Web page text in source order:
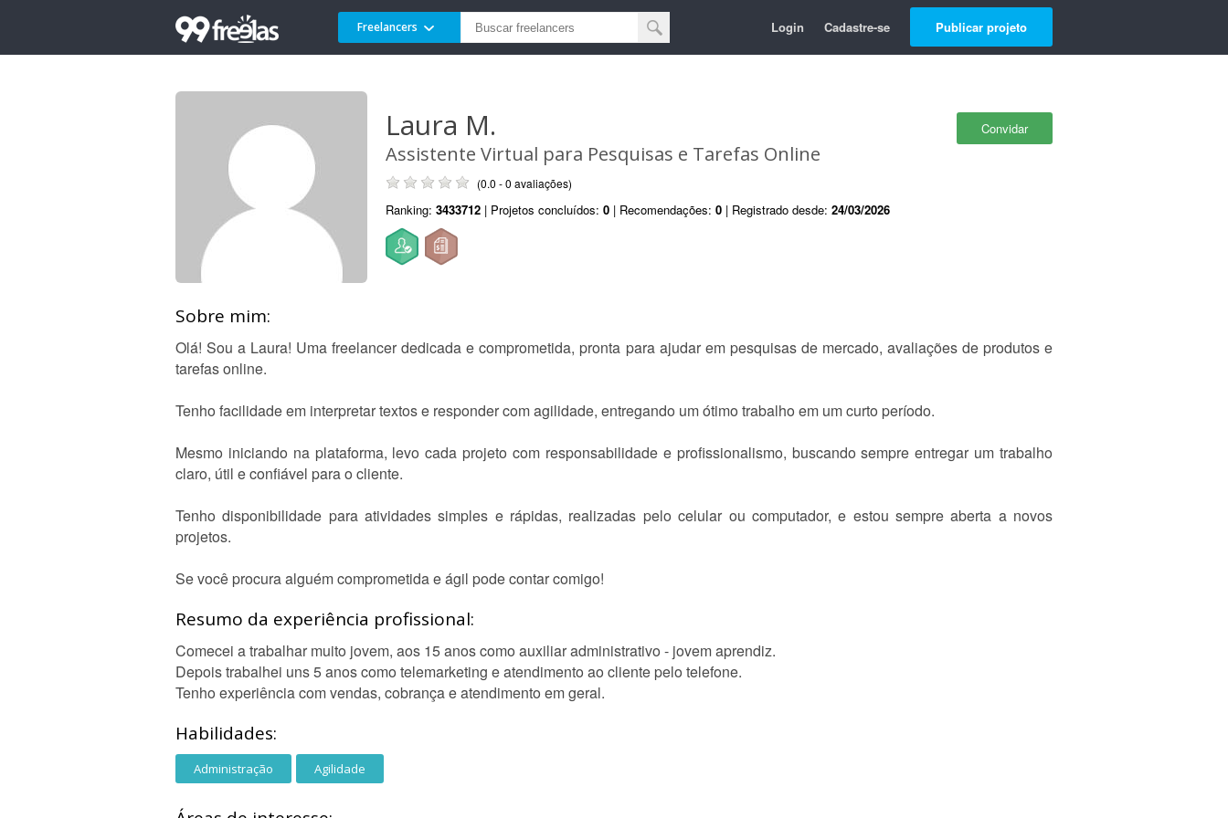
Freelancers Login Cadastre-se Publicar projeto
Convidar
Laura M.
Assistente Virtual para Pesquisas e Tarefas Online
(0.0 - 0 avaliações)
Ranking: 3433712 | Projetos concluídos: 0 | Recomendações: 0 | Registrado desde: 24/03/2026
Sobre mim:
Olá! Sou a Laura! Uma freelancer dedicada e comprometida, pronta para ajudar em pesquisas de mercado, avaliações de produtos e
tarefas online.
Tenho facilidade em interpretar textos e responder com agilidade, entregando um ótimo trabalho em um curto período.
Mesmo iniciando na plataforma, levo cada projeto com responsabilidade e profissionalismo, buscando sempre entregar um trabalho
claro, útil e confiável para o cliente.
Tenho disponibilidade para atividades simples e rápidas, realizadas pelo celular ou computador, e estou sempre aberta a novos
projetos.
Se você procura alguém comprometida e ágil pode contar comigo!
Resumo da experiência profissional:
Comecei a trabalhar muito jovem, aos 15 anos como auxiliar administrativo - jovem aprendiz.
Depois trabalhei uns 5 anos como telemarketing e atendimento ao cliente pelo telefone.
Tenho experiência com vendas, cobrança e atendimento em geral.
Habilidades:
Administração Agilidade